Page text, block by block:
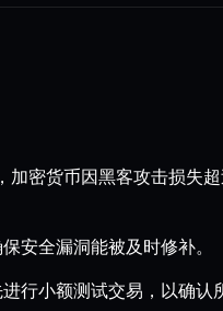
密货币因黑客攻击损失超
安全漏洞能被及时修补。
行小额测试交易，以确认